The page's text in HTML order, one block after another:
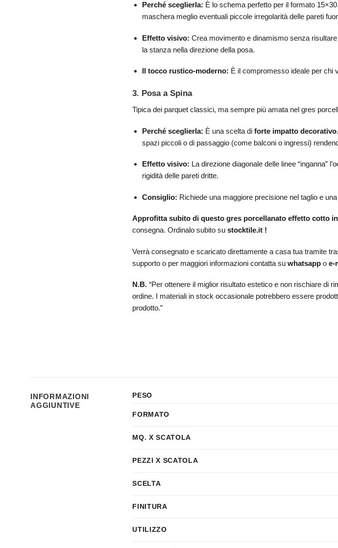
Perché sceglierla: È lo schema perfetto per il formato
maschera meglio eventuali piccole irregolarità delle pareti
Effetto visivo: Crea movimento e dinamismo senza
la stanza nella direzione della posa.
Il tocco rustico-moderno: È il compromesso ideale per chi
3. Posa a Spina
Tipica dei parquet classici, ma sempre più amata nel gres
Perché sceglierla: È una scelta di forte impatto decorativo
spazi piccoli o di passaggio (come balconi o ingressi)
Effetto visivo: La direzione diagonale delle linee “inganna”
rigidità delle pareti dritte.
Consiglio: Richiede una maggiore precisione nel taglio e
Approfitta subito di questo gres porcellanato effetto cotto
consegna. Ordinalo subito sustocktile.it !
Verrà consegnato e scaricato direttamente a casa tua tramite
supporto o per maggiori informazioni contatta suwhatsappoe-
N.B. “Per ottenere il miglior risultato estetico e non rischiare di
ordine. I materiali in stock occasionale potrebbero essere
prodotto.”
INFORMAZIONI
AGGIUNTIVE
PESO
FORMATO
MQ. X SCATOLA
PEZZI X SCATOLA
SCELTA
FINITURA
UTILIZZO